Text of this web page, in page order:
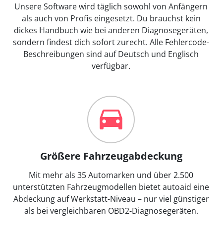
Unsere Software wird täglich sowohl von Anfängern
als auch von Profis eingesetzt. Du brauchst kein
dickes Handbuch wie bei anderen Diagnosegeräten,
sondern findest dich sofort zurecht. Alle Fehlercode-
Beschreibungen sind auf Deutsch und Englisch
verfügbar.
Größere Fahrzeugabdeckung
Mit mehr als 35 Automarken und über 2.500
unterstützten Fahrzeugmodellen bietet autoaid eine
Abdeckung auf Werkstatt-Niveau – nur viel günstiger
als bei vergleichbaren OBD2-Diagnosegeräten.